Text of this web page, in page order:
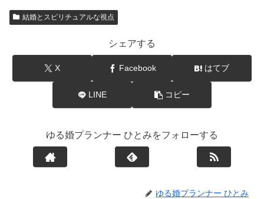
結婚とスピリチュアルな視点
シェアする
X Facebook はてブ
LINE コピー
ゆる婚プランナー ひとみをフォローする
ゆる婚プランナー ひとみ